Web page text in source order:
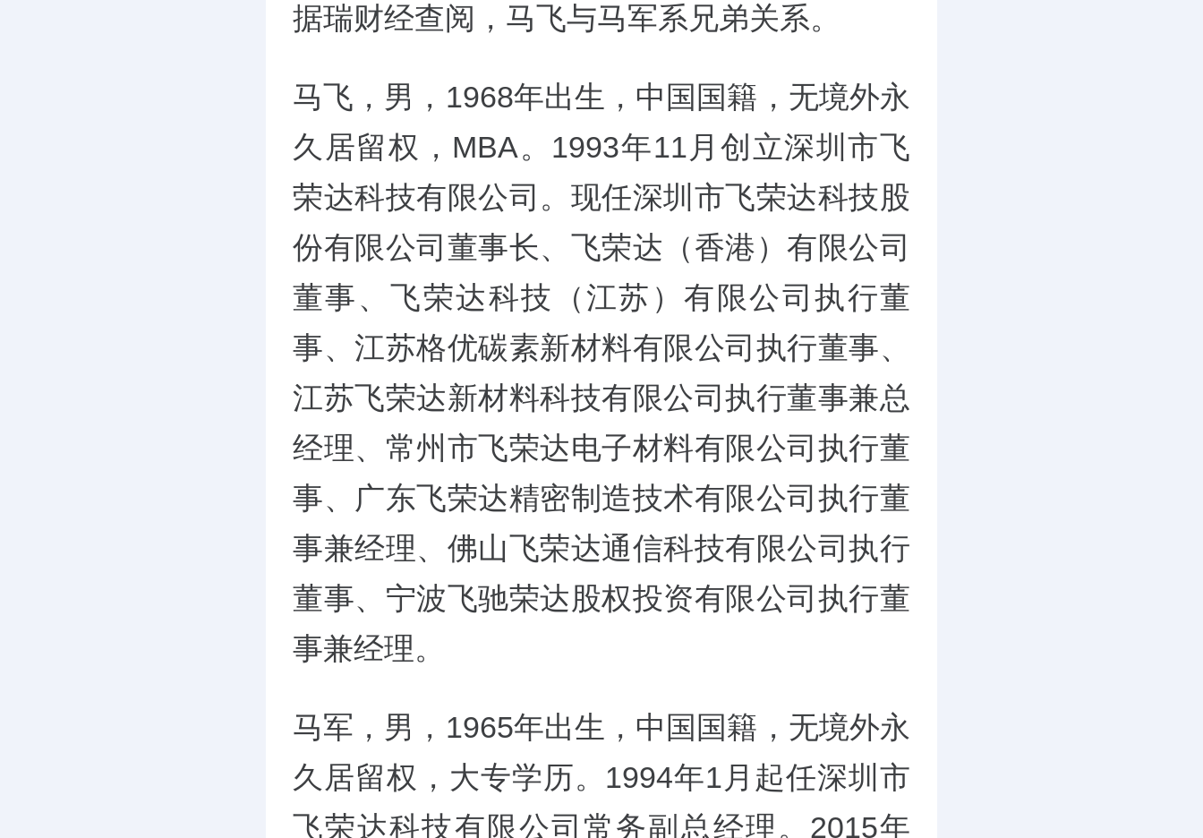
据瑞财经查阅，马飞与马军系兄弟关系。
马飞，男，1968年出生，中国国籍，无境外永
久居留权，MBA。1993年11月创立深圳市飞
荣达科技有限公司。现任深圳市飞荣达科技股
份有限公司董事长、飞荣达（香港）有限公司
董事、飞荣达科技（江苏）有限公司执行董
事、江苏格优碳素新材料有限公司执行董事、
江苏飞荣达新材料科技有限公司执行董事兼总
经理、常州市飞荣达电子材料有限公司执行董
事、广东飞荣达精密制造技术有限公司执行董
事兼经理、佛山飞荣达通信科技有限公司执行
董事、宁波飞驰荣达股权投资有限公司执行董
事兼经理。
马军，男，1965年出生，中国国籍，无境外永
久居留权，大专学历。1994年1月起任深圳市
飞荣达科技有限公司常务副总经理。2015年